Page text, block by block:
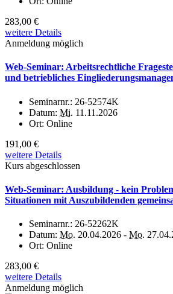
283,00 €
weitere Details
Anmeldung möglich
Web-Seminar: Arbeitsrechtliche
und betriebliches
Seminarnr.: 26-52574K
Datum: Mi. 11.11.2026
Ort: Online
191,00 €
weitere Details
Kurs abgeschlossen
Web-Seminar: Ausbildung - kein
Situationen mit Auszubildenden
Seminarnr.: 26-52262K
Datum: Mo. 20.04.2026 - Mo.
Ort: Online
283,00 €
weitere Details
Anmeldung möglich